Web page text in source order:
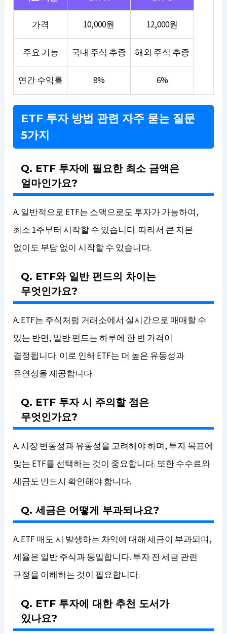
가격 10,000원 12,000원
주요 기능 국내 주식 추종 해외 주식 추종
연간 수익률 8% 6%
ETF 투자 방법 관련 자주 묻는 질문
5가지
Q. ETF 투자에 필요한 최소 금액은
얼마인가요?
A. 일반적으로 ETF는 소액으로도 투자가 가능하여,
최소 1주부터 시작할 수 있습니다. 따라서 큰 자본
없이도 부담 없이 시작할 수 있습니다.
Q. ETF와 일반 펀드의 차이는
무엇인가요?
A. ETF는 주식처럼 거래소에서 실시간으로 매매할 수
있는 반면, 일반 펀드는 하루에 한 번 가격이
결정됩니다. 이로 인해 ETF는 더 높은 유동성과
유연성을 제공합니다.
Q. ETF 투자 시 주의할 점은
무엇인가요?
A. 시장 변동성과 유동성을 고려해야 하며, 투자 목표에
맞는 ETF를 선택하는 것이 중요합니다. 또한 수수료와
세금도 반드시 확인해야 합니다.
Q. 세금은 어떻게 부과되나요?
A. ETF 매도 시 발생하는 차익에 대해 세금이 부과되며,
세율은 일반 주식과 동일합니다. 투자 전 세금 관련
규정을 이해하는 것이 필요합니다.
Q. ETF 투자에 대한 추천 도서가
있나요?